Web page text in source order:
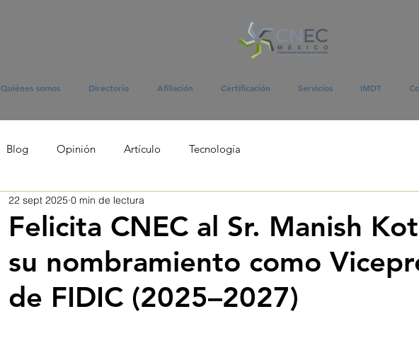
Quiénes somos Directorio Afiliación Certificación Servicios IMDT
Blog Opinión Artículo Tecnología
Felicita CNEC al Sr. Manish
su nombramiento como
de FIDIC (2025–2027)
22 sept 2025 0 min de lectura